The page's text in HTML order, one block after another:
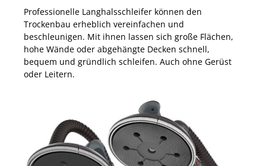
Professionelle Langhalsschleifer können den
Trockenbau erheblich vereinfachen und
beschleunigen. Mit ihnen lassen sich große Flächen,
hohe Wände oder abgehängte Decken schnell,
bequem und gründlich schleifen. Auch ohne Gerüst
oder Leitern.